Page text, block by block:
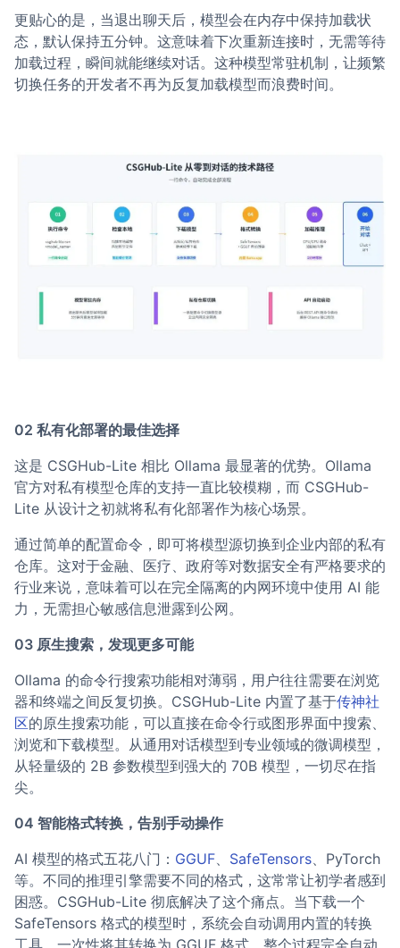
更贴心的是，当退出聊天后，模型会在内存中保持加载状
态，默认保持五分钟。这意味着下次重新连接时，无需等待
加载过程，瞬间就能继续对话。这种模型常驻机制，让频繁
切换任务的开发者不再为反复加载模型而浪费时间。
02 私有化部署的最佳选择
这是 CSGHub-Lite 相比 Ollama 最显著的优势。Ollama
官方对私有模型仓库的支持一直比较模糊，而 CSGHub-
Lite 从设计之初就将私有化部署作为核心场景。
通过简单的配置命令，即可将模型源切换到企业内部的私有
仓库。这对于金融、医疗、政府等对数据安全有严格要求的
行业来说，意味着可以在完全隔离的内网环境中使用 AI 能
力，无需担心敏感信息泄露到公网。
03 原生搜索，发现更多可能
Ollama 的命令行搜索功能相对薄弱，用户往往需要在浏览
器和终端之间反复切换。CSGHub-Lite 内置了基于传神社
区的原生搜索功能，可以直接在命令行或图形界面中搜索、
浏览和下载模型。从通用对话模型到专业领域的微调模型，
从轻量级的 2B 参数模型到强大的 70B 模型，一切尽在指
尖。
04 智能格式转换，告别手动操作
AI 模型的格式五花八门： GGUF、 SafeTensors、PyTorch
等。不同的推理引擎需要不同的格式，这常常让初学者感到
困惑。CSGHub-Lite 彻底解决了这个痛点。当下载一个
SafeTensors 格式的模型时，系统会自动调用内置的转换